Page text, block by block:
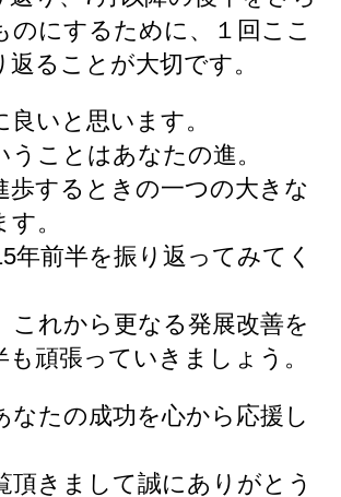
のにするために、１回ここ
ることが大切です。
いと思います。
ことはあなたの進。
歩するときの一つの大きな
。
年前半を振り返ってみてく
これから更なる発展改善を
も頑張っていきましょう。
なたの成功を心から応援し
頂きまして誠にありがとう